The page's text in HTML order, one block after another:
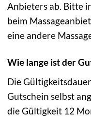
Anbieters ab. Bitte
beim
eine andere
Wie lange ist der
Die
Gutschein selbst
die Gültigkeit 12